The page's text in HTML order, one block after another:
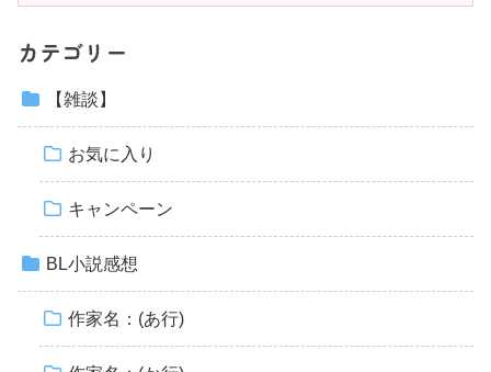
カテゴリー
【雑談】
お気に入り
キャンペーン
BL小説感想
作家名：(あ行)